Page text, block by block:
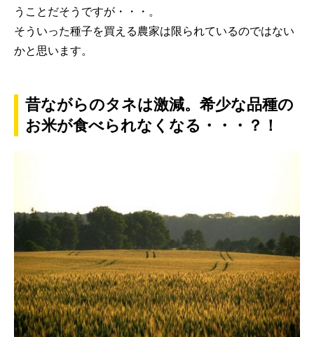
うことだそうですが・・・。
そういった種子を買える農家は限られているのではない
かと思います。
昔ながらのタネは激減。希少な品種の
お米が食べられなくなる・・・？！